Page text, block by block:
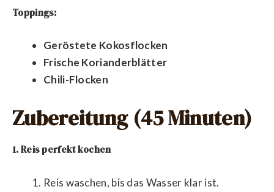
Toppings:
Geröstete Kokosflocken
Frische Korianderblätter
Chili-Flocken
Zubereitung (45 Minuten)
1. Reis perfekt kochen
Reis waschen, bis das Wasser klar ist.